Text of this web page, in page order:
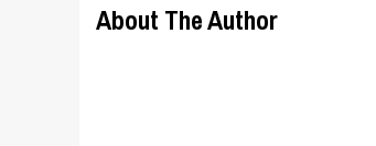
About The Author